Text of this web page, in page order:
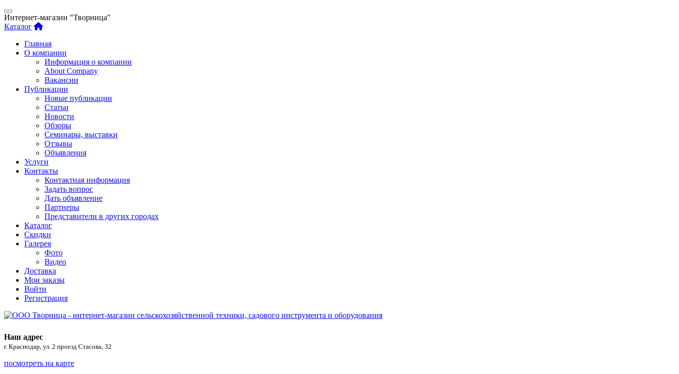
Интернет-магазин "Творница"
Каталог
Главная
О компании
Информация о компании
About Company
Вакансии
Публикации
Новые публикации
Статьи
Новости
Обзоры
Семинары, выставки
Отзывы
Объявления
Услуги
Контакты
Контактная информация
Задать вопрос
Дать объявление
Партнеры
Представители в других городах
Каталог
Скидки
Галерея
Фото
Видео
Доставка
Мои заказы
Войти
Регистрация
Наш адрес
г. Краснодар, ул. 2 проезд Стасова, 32
посмотреть на карте